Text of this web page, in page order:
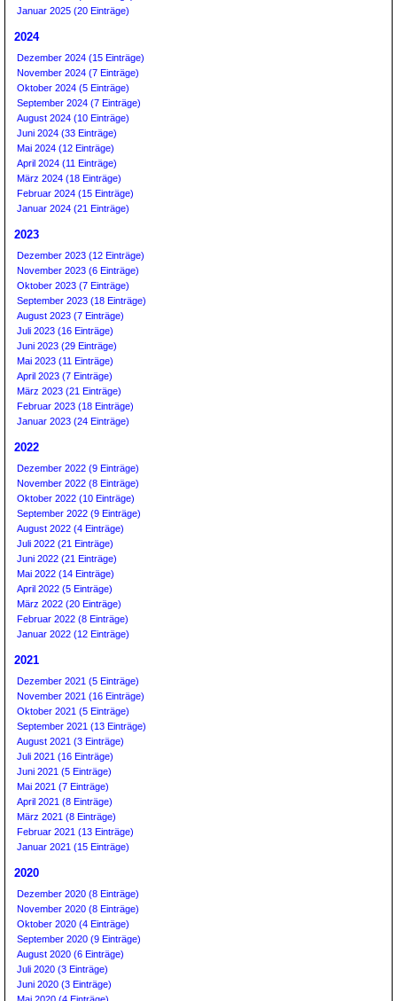
Januar 2025 (20 Einträge)
2024
Dezember 2024 (15 Einträge)
November 2024 (7 Einträge)
Oktober 2024 (5 Einträge)
September 2024 (7 Einträge)
August 2024 (10 Einträge)
Juni 2024 (33 Einträge)
Mai 2024 (12 Einträge)
April 2024 (11 Einträge)
März 2024 (18 Einträge)
Februar 2024 (15 Einträge)
Januar 2024 (21 Einträge)
2023
Dezember 2023 (12 Einträge)
November 2023 (6 Einträge)
Oktober 2023 (7 Einträge)
September 2023 (18 Einträge)
August 2023 (7 Einträge)
Juli 2023 (16 Einträge)
Juni 2023 (29 Einträge)
Mai 2023 (11 Einträge)
April 2023 (7 Einträge)
März 2023 (21 Einträge)
Februar 2023 (18 Einträge)
Januar 2023 (24 Einträge)
2022
Dezember 2022 (9 Einträge)
November 2022 (8 Einträge)
Oktober 2022 (10 Einträge)
September 2022 (9 Einträge)
August 2022 (4 Einträge)
Juli 2022 (21 Einträge)
Juni 2022 (21 Einträge)
Mai 2022 (14 Einträge)
April 2022 (5 Einträge)
März 2022 (20 Einträge)
Februar 2022 (8 Einträge)
Januar 2022 (12 Einträge)
2021
Dezember 2021 (5 Einträge)
November 2021 (16 Einträge)
Oktober 2021 (5 Einträge)
September 2021 (13 Einträge)
August 2021 (3 Einträge)
Juli 2021 (16 Einträge)
Juni 2021 (5 Einträge)
Mai 2021 (7 Einträge)
April 2021 (8 Einträge)
März 2021 (8 Einträge)
Februar 2021 (13 Einträge)
Januar 2021 (15 Einträge)
2020
Dezember 2020 (8 Einträge)
November 2020 (8 Einträge)
Oktober 2020 (4 Einträge)
September 2020 (9 Einträge)
August 2020 (6 Einträge)
Juli 2020 (3 Einträge)
Juni 2020 (3 Einträge)